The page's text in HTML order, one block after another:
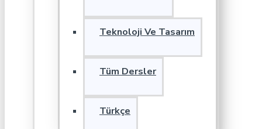
Teknoloji Ve Tasarım
Tüm Dersler
Türkçe